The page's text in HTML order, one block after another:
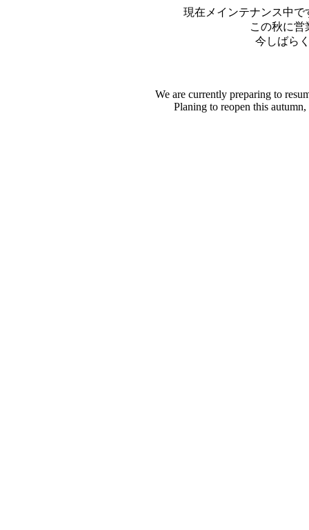
現在メインテナンス中
この秋に営
今しばら
We are currently preparing to
Planing to reopen this